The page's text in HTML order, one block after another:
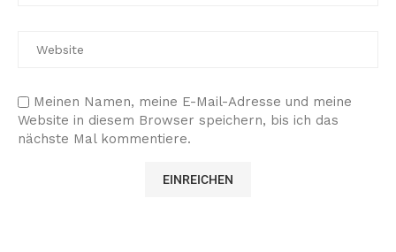
Meinen Namen, meine E-Mail-Adresse und meine
Website in diesem Browser speichern, bis ich das
nächste Mal kommentiere.